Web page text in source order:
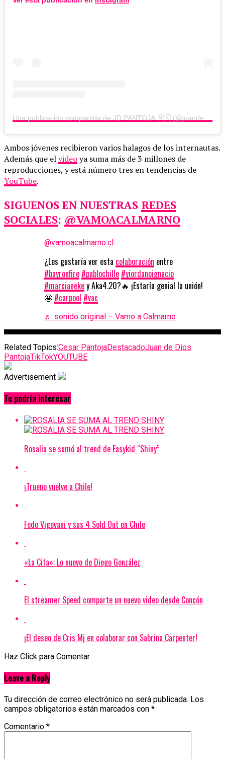
Una publicación compartida de JD PANTOJA 🇲🇽 (@juandediospantoja)
Ambos jóvenes recibieron varios halagos de los internautas.
Además que elvideoya suma más de 3 millones de
reproducciones, y está número tres en tendencias de
YouTube.
SIGUENOS EN NUESTRAS REDES
SOCIALES: @VAMOACALMARNO
@vamoacalmarno.cl
¿Les gustaría ver esta colaboración entre
#bayronfire #pablochille #yiordanoignacio
#marcianekey Aka4.20?🔥 ¡Estaría genial la unión!
🤩 #carpool #vac
♬ sonido original – Vamo a Calmarno
Related Topics:Cesar PantojaDestacadoJuan de Dios
PantojaTikTokYOUTUBE
Advertisement
Te podría interesar
Rosalia se sumó al trend de Easykid “Shiny”
¡Trueno vuelve a Chile!
Fede Vigevani y sus 4 Sold Out en Chile
«La Cita»: Lo nuevo de Diego González
El streamer Speed comparte un nuevo video desde Concón
¡El deseo de Cris Mj en colaborar con Sabrina Carpenter!
Haz Click para Comentar
Leave a Reply
Tu dirección de correo electrónico no será publicada. Los
campos obligatorios están marcados con *
Comentario *